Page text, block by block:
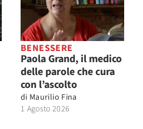
BENESSERE
Paola Grand, il medico
delle parole che cura
con l’ascolto
di Maurilio Fina
1 Agosto 2026